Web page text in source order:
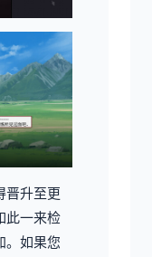
晋升至更
此一来检
。如果您